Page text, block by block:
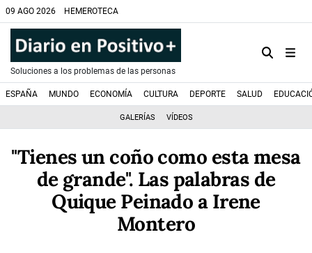
09 AGO 2026 HEMEROTECA
Soluciones a los problemas de las personas
ESPAÑA MUNDO ECONOMÍA CULTURA DEPORTE SALUD
GALERÍAS VÍDEOS
"Tienes un coño como esta mesa
de grande". Las palabras de
Quique Peinado a Irene
Montero